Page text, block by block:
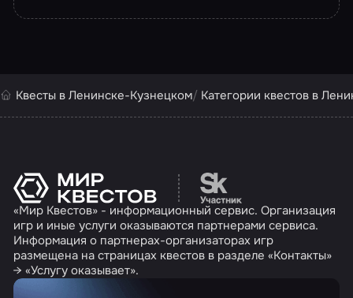
Квесты в Ленинске-Кузнецком Категории квестов в
Перейти на сайт
«Мир Квестов» - информационный сервис. Организация
игр и иные услуги оказываются партнерами сервиса.
Информация о партнерах-организаторах игр
размещена на страницах квестов в разделе «Контакты»
→ «Услугу оказывает».